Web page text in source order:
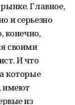
Главное,
и серьезно
конечно,
своими
И что
которые
имеют
из